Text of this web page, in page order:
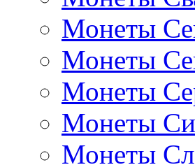
Монеты
Монеты
Монеты
Монеты
Монеты